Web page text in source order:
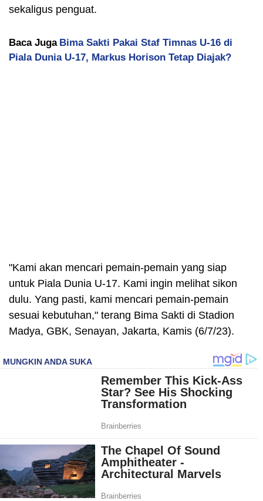
sekaligus penguat.
Baca Juga Bima Sakti Pakai Staf Timnas U-16 di
Piala Dunia U-17, Markus Horison Tetap Diajak?
"Kami akan mencari pemain-pemain yang siap
untuk Piala Dunia U-17. Kami ingin melihat sikon
dulu. Yang pasti, kami mencari pemain-pemain
sesuai kebutuhan," terang Bima Sakti di Stadion
Madya, GBK, Senayan, Jakarta, Kamis (6/7/23).